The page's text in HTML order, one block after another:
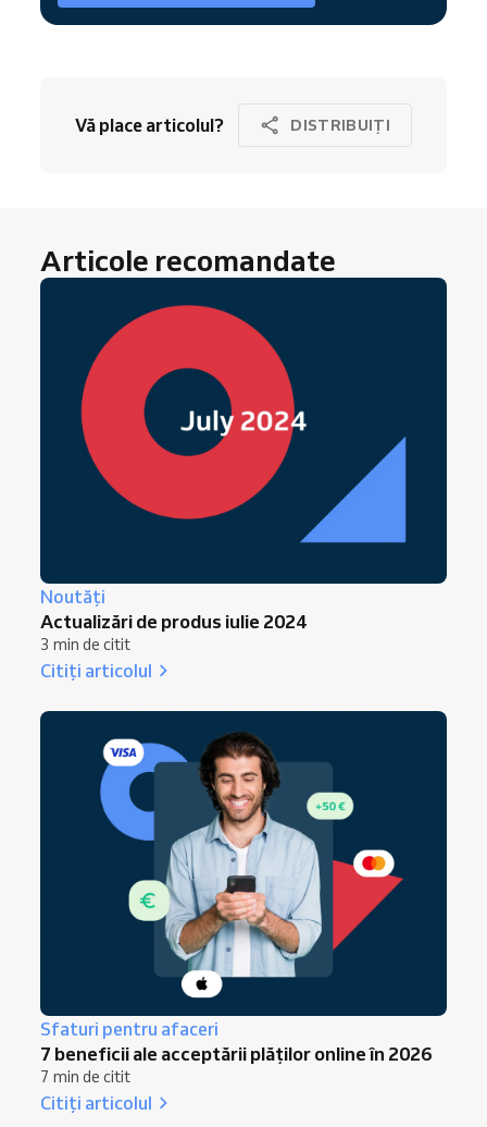
Vă place articolul? DISTRIBUIȚI
Articole recomandate
Noutăți
Actualizări de produs iulie 2024
3 min de citit
Citiți articolul
Sfaturi pentru afaceri
7 beneficii ale acceptării plăților online în 2026
7 min de citit
Citiți articolul